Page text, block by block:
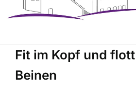
Fit im Kopf und
Beinen